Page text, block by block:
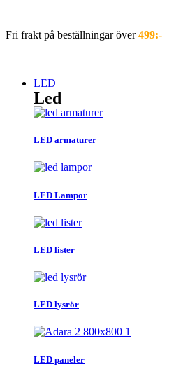
innehåll
Fri frakt på beställningar över499:-
LED
Led
LED armaturer
LED Lampor
LED lister
LED lysrör
LED paneler